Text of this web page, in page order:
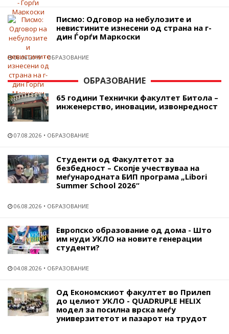
Писмо: Одговор на небулозите и
невистините изнесени од страна на г-
дин Ѓорѓи Маркоски
08.08.2019 ОБРАЗОВАНИЕ
ОБРАЗОВАНИЕ
65 години Технички факултет Битола –
инженерство, иновации, извонредност
07.08.2026 ОБРАЗОВАНИЕ
Студенти од Факултетот за
безбедност – Скопје учествуваа на
меѓународната БИП програма „Libori
Summer School 2026“
06.08.2026 ОБРАЗОВАНИЕ
Европско образование од дома - Што
им нуди УКЛО на новите генерации
студенти?
04.08.2026 ОБРАЗОВАНИЕ
Од Економскиот факултет во Прилеп
до целиот УКЛО - QUADRUPLE HELIX
модел за посилна врска меѓу
универзитетот и пазарот на трудот